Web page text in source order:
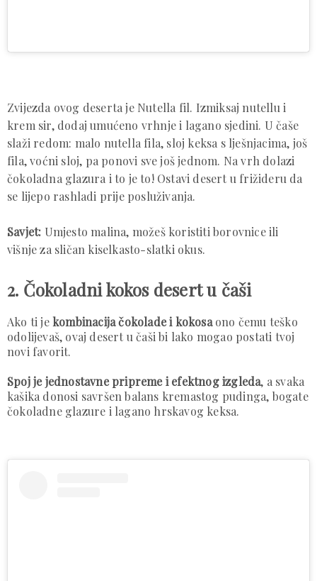
Zvijezda ovog deserta je Nutella fil. Izmiksaj nutellu i
krem sir, dodaj umućeno vrhnje i lagano sjedini. U čaše
slaži redom: malo nutella fila, sloj keksa s lješnjacima, još
fila, voćni sloj, pa ponovi sve još jednom. Na vrh dolazi
čokoladna glazura i to je to! Ostavi desert u frižideru da
se lijepo rashladi prije posluživanja.
Savjet: Umjesto malina, možeš koristiti borovnice ili
višnje za sličan kiselkasto-slatki okus.
2. Čokoladni kokos desert u čaši
Ako ti jekombinacija čokolade i kokosaono čemu teško
odolijevaš, ovaj desert u čaši bi lako mogao postati tvoj
novi favorit.
Spoj je jednostavne pripreme i efektnog izgleda, a svaka
kašika donosi savršen balans kremastog pudinga, bogate
čokoladne glazure i lagano hrskavog keksa.